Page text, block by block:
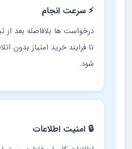
⚡ سرعت انجام
درخواست ها بلافاصله بعد
تا فرایند خرید امتیاز بدون
شود.
🔒 امنیت اطلاعات